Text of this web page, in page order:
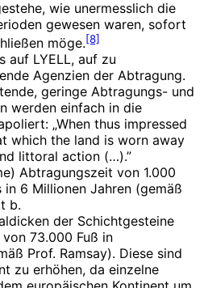
wie unermesslich die
gewesen waren, sofort
möge.[8]
auf LYELL, auf zu
Agenzien der Abtragung.
geringe Abtragungs- und
werden einfach in die
„When thus impressed
which the land is worn away
littoral action (…).”
Abtragungszeit von 1.000
in 6 Millionen Jahren (gemäß
b.
der Schichtgesteine
73.000 Fuß in
Prof. Ramsay). Diese sind
zu erhöhen, da einzelne